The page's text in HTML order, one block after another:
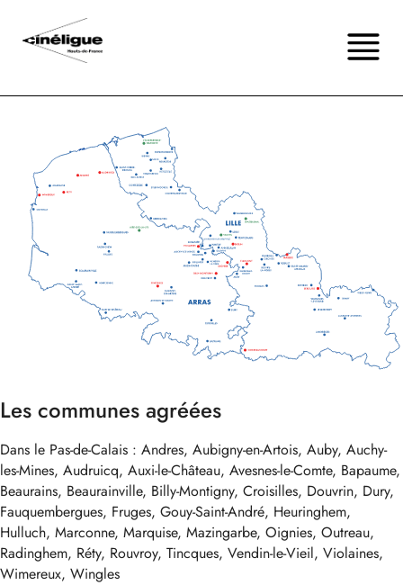
Les communes agréées
Dans le Pas-de-Calais : Andres, Aubigny-en-Artois, Auby, Auchy-
les-Mines, Audruicq, Auxi-le-Château, Avesnes-le-Comte, Bapaume,
Beaurains, Beaurainville, Billy-Montigny, Croisilles, Douvrin, Dury,
Fauquembergues, Fruges, Gouy-Saint-André, Heuringhem,
Hulluch, Marconne, Marquise, Mazingarbe, Oignies, Outreau,
Radinghem, Réty, Rouvroy, Tincques, Vendin-le-Vieil, Violaines,
Wimereux, Wingles